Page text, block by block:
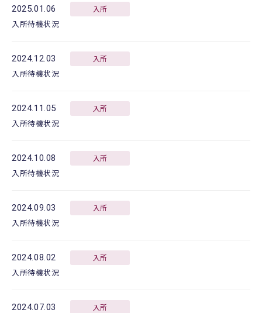
2025.01.06 入所
入所待機状況
2024.12.03 入所
入所待機状況
2024.11.05 入所
入所待機状況
2024.10.08 入所
入所待機状況
2024.09.03 入所
入所待機状況
2024.08.02 入所
入所待機状況
2024.07.03 入所